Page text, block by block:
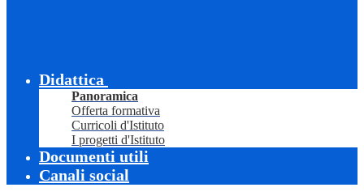
Didattica
Panoramica
Offerta formativa
Curricoli d'Istituto
I progetti d'Istituto
Documenti utili
Canali social